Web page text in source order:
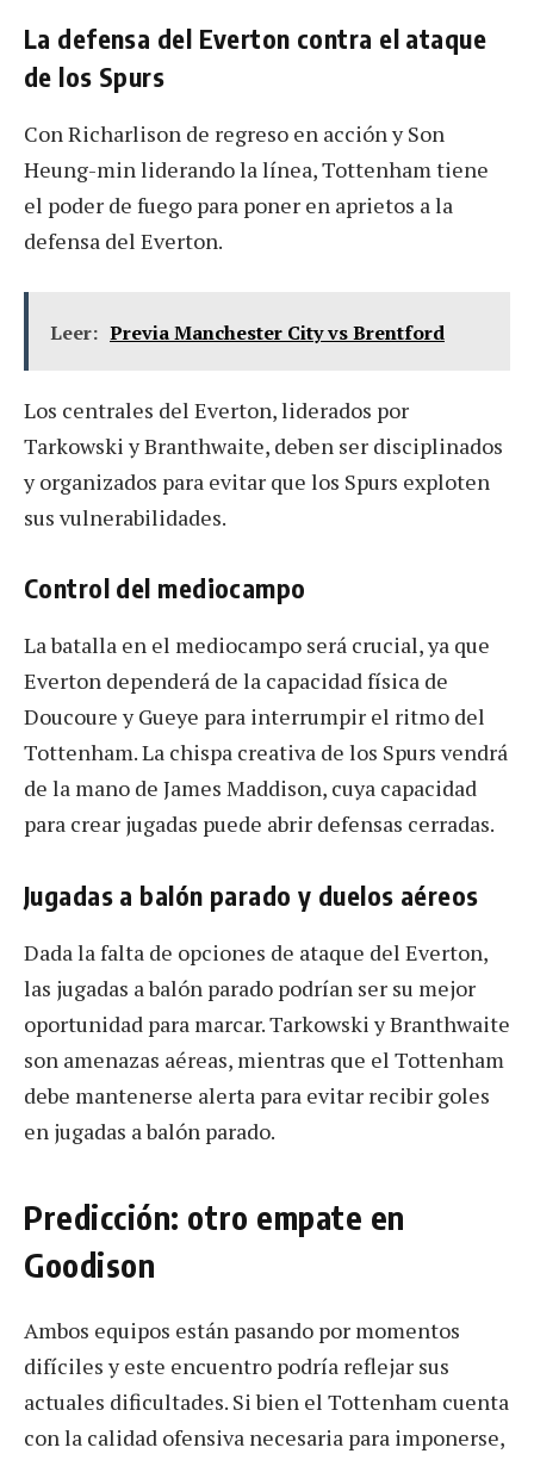
La defensa del Everton contra el ataque
de los Spurs
Con Richarlison de regreso en acción y Son
Heung-min liderando la línea, Tottenham tiene
el poder de fuego para poner en aprietos a la
defensa del Everton.
Leer: Previa Manchester City vs Brentford
Los centrales del Everton, liderados por
Tarkowski y Branthwaite, deben ser disciplinados
y organizados para evitar que los Spurs exploten
sus vulnerabilidades.
Control del mediocampo
La batalla en el mediocampo será crucial, ya que
Everton dependerá de la capacidad física de
Doucoure y Gueye para interrumpir el ritmo del
Tottenham. La chispa creativa de los Spurs vendrá
de la mano de James Maddison, cuya capacidad
para crear jugadas puede abrir defensas cerradas.
Jugadas a balón parado y duelos aéreos
Dada la falta de opciones de ataque del Everton,
las jugadas a balón parado podrían ser su mejor
oportunidad para marcar. Tarkowski y Branthwaite
son amenazas aéreas, mientras que el Tottenham
debe mantenerse alerta para evitar recibir goles
en jugadas a balón parado.
Predicción: otro empate en
Goodison
Ambos equipos están pasando por momentos
difíciles y este encuentro podría reflejar sus
actuales dificultades. Si bien el Tottenham cuenta
con la calidad ofensiva necesaria para imponerse,